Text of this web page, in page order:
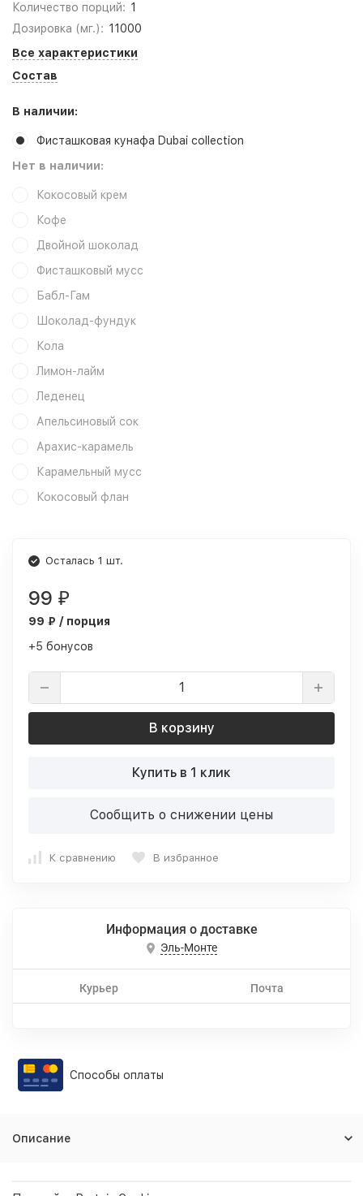
Количество порций: 1
Дозировка (мг.): 11000
Все характеристики
Состав
В наличии:
Фисташковая кунафа Dubai collection
Нет в наличии:
Кокосовый крем
Кофе
Двойной шоколад
Фисташковый мусс
Бабл-Гам
Шоколад-фундук
Кола
Лимон-лайм
Леденец
Апельсиновый сок
Арахис-карамель
Карамельный мусс
Кокосовый флан
Осталась 1 шт.
99 ₽
99 ₽ / порция
+5 бонусов
В корзину
Купить в 1 клик
Сообщить о снижении цены
К сравнению В избранное
Информация о доставке
Эль-Монте
Курьер Почта
Способы оплаты
Описание